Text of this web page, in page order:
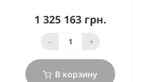
1 325 163 грн.
- +
В корзину